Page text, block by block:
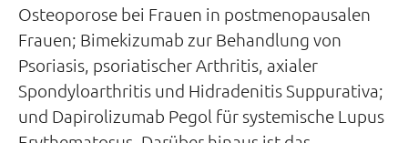
Osteoporose bei Frauen in postmenopausalen
Frauen; Bimekizumab zur Behandlung von
Psoriasis, psoriatischer Arthritis, axialer
Spondyloarthritis und Hidradenitis Suppurativa;
und Dapirolizumab Pegol für systemische Lupus